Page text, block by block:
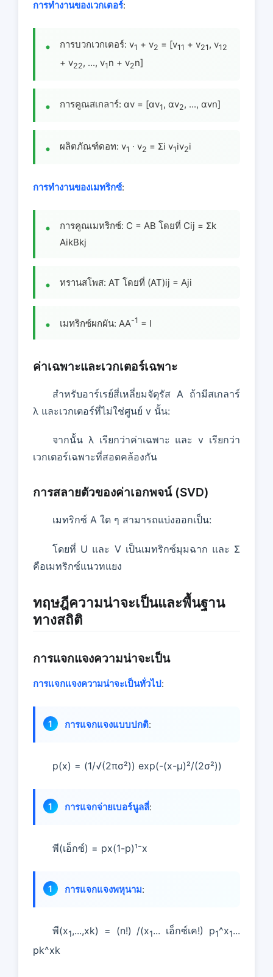
การทํางานของเวกเตอร์:
การบวกเวกเตอร์: v1 + v2 = [v11 + v21, v12
+ v22, ..., v1 n + v2n]
การคูณสเกลาร์: αv = [αv1, αv2, ..., αvn]
ผลิตภัณฑ์ดอท: v1 · v2 = Σi v1iv2i
การทํางานของเมทริกซ์:
การคูณเมทริกซ์: C = AB โดยที่ Cij = Σk
AikBkj
ทรานสโพส: AT โดยที่ (AT)ij = Aji
เมทริกซ์ผกผัน: AA-1 = I
ค่าเฉพาะและเวกเตอร์เฉพาะ
สําหรับอาร์เรย์สี่เหลี่ยมจัตุรัส A ถ้ามีสเกลาร์
λ และเวกเตอร์ที่ไม่ใช่ศูนย์ v นั้น:
จากนั้น λ เรียกว่าค่าเฉพาะ และ v เรียกว่า
เวกเตอร์เฉพาะที่สอดคล้องกัน
การสลายตัวของค่าเอกพจน์ (SVD)
เมทริกซ์ A ใด ๆ สามารถแบ่งออกเป็น:
โดยที่ U และ V เป็นเมทริกซ์มุมฉาก และ Σ
คือเมทริกซ์แนวทแยง
ทฤษฎีความน่าจะเป็นและพื้นฐาน
ทางสถิติ
การแจกแจงความน่าจะเป็น
การแจกแจงความน่าจะเป็นทั่วไป:
การแจกแจงแบบปกติ:
p(x) = (1/√(2πσ²)) exp(-(x-μ)²/(2σ²))
การแจกจ่ายเบอร์นูลลี่:
พี(เอ็กซ์) = px(1-p)¹⁻x
การแจกแจงพหุนาม:
พี(x1,...,xk) = (n!) /(x1... เอ็กซ์เค!) p1^x1...
pk^xk